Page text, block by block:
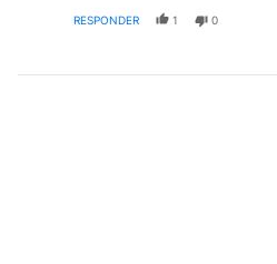
RESPONDER 1 0